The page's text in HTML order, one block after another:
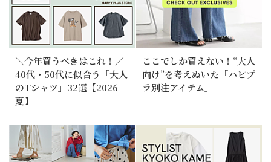
＼今年買うべきはこれ！／
40代・50代に似合う「大人
のTシャツ」32選【2026
夏】
ここでしか買えない！“大人
向け”を考えぬいた「ハピプ
ラ別注アイテム」